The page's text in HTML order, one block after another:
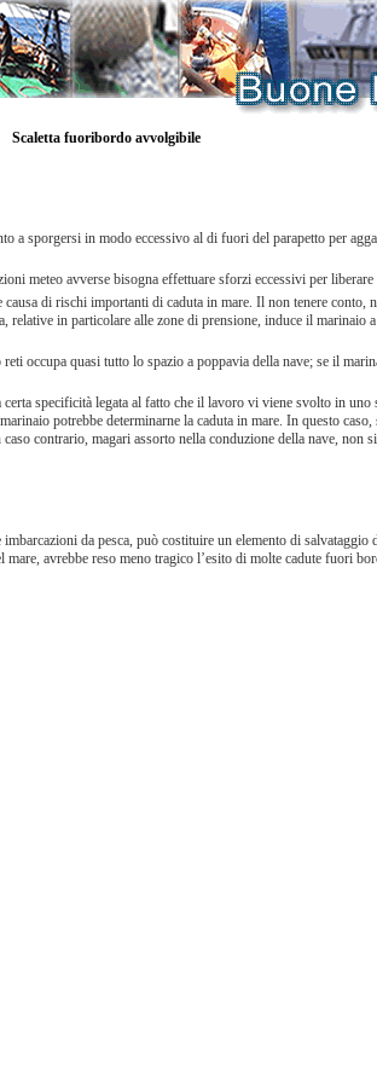
Scaletta fuoribordo avvolgibile
a sporgersi in modo eccessivo al di fuori del parapetto per
meteo avverse bisogna effettuare sforzi eccessivi per
di rischi importanti di caduta in mare. Il non tenere conto,
relative in particolare alle zone di prensione, induce il marinaio
occupa quasi tutto lo spazio a poppavia della nave; se il
specificità legata al fatto che il lavoro vi viene svolto in uno
potrebbe determinarne la caduta in mare. In questo
contrario, magari assorto nella conduzione della nave, non
da pesca, può costituire un elemento di salvataggio
avrebbe reso meno tragico l’esito di molte cadute fuori